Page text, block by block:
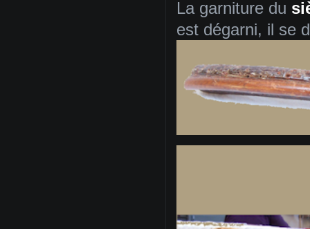
La garniture du
est dégarni, il se